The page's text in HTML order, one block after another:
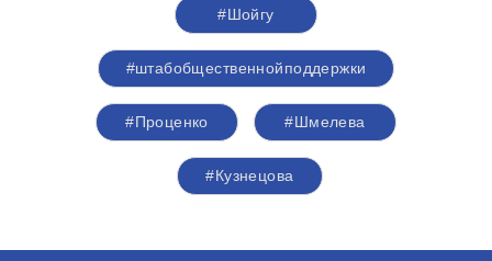
#Шойгу
#штабобщественнойподдержки
#Проценко #Шмелева
#Кузнецова